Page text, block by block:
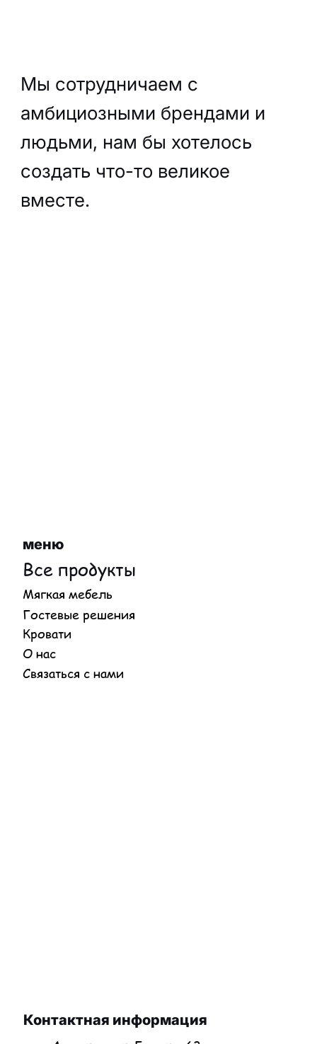
Мы сотрудничаем с
амбициозными брендами и
людьми, нам бы хотелось
создать что-то великое
вместе.
Контактная информация
меню
Все продукты
Мягкая мебель
Гостевые решения
Кровати
О нас
Связаться с нами